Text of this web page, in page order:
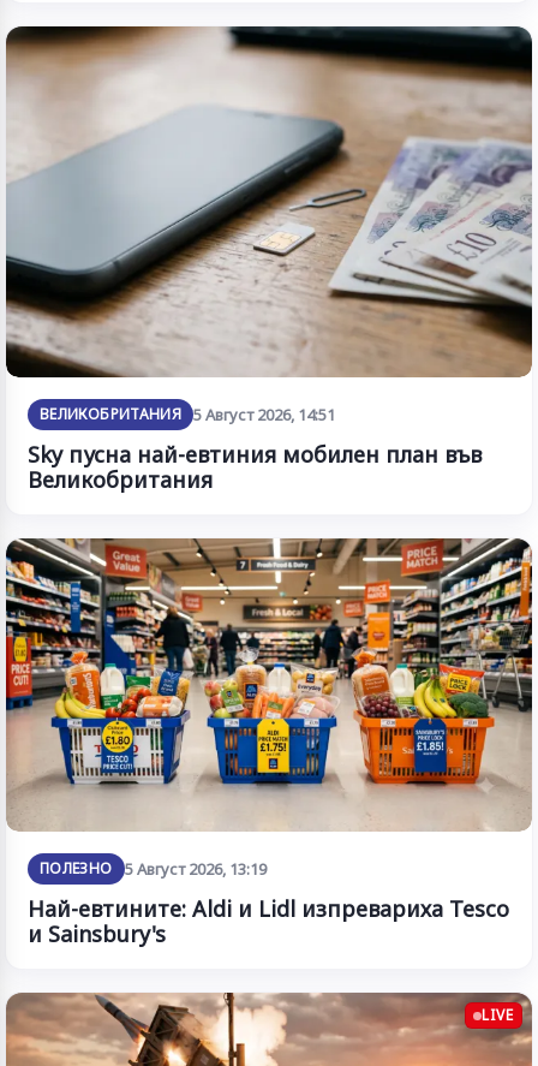
ВЕЛИКОБРИТАНИЯ 5 Август 2026, 14:51
Sky пусна най-евтиния мобилен план във
Великобритания
ПОЛЕЗНО 5 Август 2026, 13:19
Най-евтините: Aldi и Lidl изпревариха Tesco
и Sainsbury's
LIVE